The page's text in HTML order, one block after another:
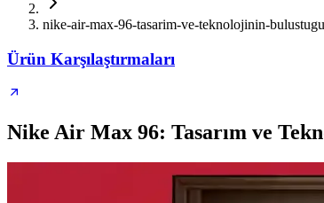
nike-air-max-96-tasarim-ve-teknolojinin-
Ürün Karşılaştırmaları
Nike Air Max 96: Tasarım ve